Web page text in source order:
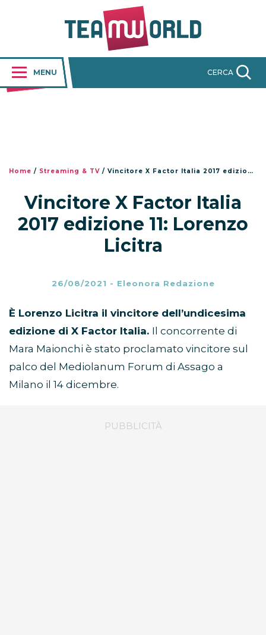
MENU CERCA
Home / Streaming & TV / Vincitore X Factor Italia 2017 edizione 11: Lorenzo Licitra
Vincitore X Factor Italia
2017 edizione 11: Lorenzo
Licitra
26/08/2021 - Eleonora Redazione
È Lorenzo Licitra il vincitore dell’undicesima
edizione di X Factor Italia. Il concorrente di
Mara Maionchi è stato proclamato vincitore sul
palco del Mediolanum Forum di Assago a
Milano il 14 dicembre.